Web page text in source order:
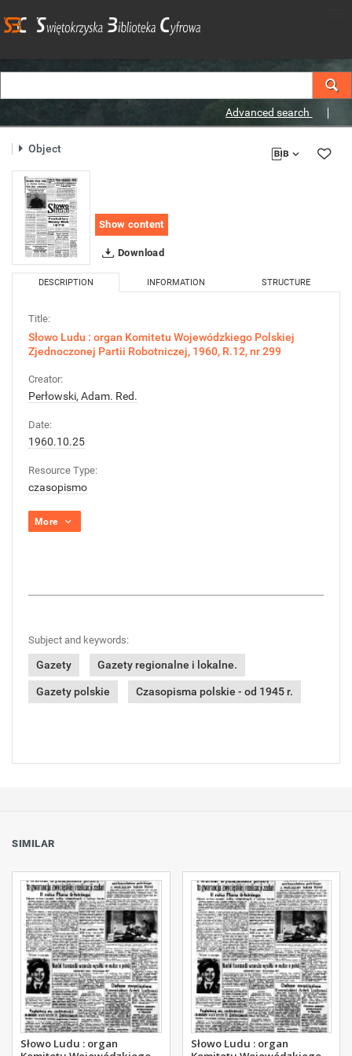
Advanced search
Object
Show content
Download
DESCRIPTION INFORMATION STRUCTURE
Title:
Słowo Ludu : organ Komitetu Wojewódzkiego Polskiej
Zjednoczonej Partii Robotniczej, 1960, R.12, nr 299
Creator:
Perłowski, Adam. Red.
Date:
1960.10.25
Resource Type:
czasopismo
More
Subject and keywords:
Gazety Gazety regionalne i lokalne.
Gazety polskie Czasopisma polskie - od 1945 r.
SIMILAR
Słowo Ludu : organ
Słowo Ludu : organ